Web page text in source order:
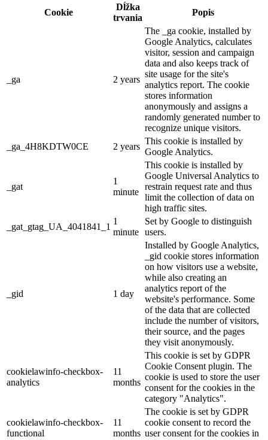
Cookie
Dĺžka
trvania
Popis
_ga 2 years
The _ga cookie, installed by
Google Analytics, calculates
visitor, session and campaign
data and also keeps track of
site usage for the site's
analytics report. The cookie
stores information
anonymously and assigns a
randomly generated number to
recognize unique visitors.
_ga_4H8KDTW0CE
2 years
This cookie is installed by
Google Analytics.
_gat
1
minute
This cookie is installed by
Google Universal Analytics to
restrain request rate and thus
limit the collection of data on
high traffic sites.
_gat_gtag_UA_4041841_1
1
minute
Set by Google to distinguish
users.
_gid 1 day
Installed by Google Analytics,
_gid cookie stores information
on how visitors use a website,
while also creating an
analytics report of the
website's performance. Some
of the data that are collected
include the number of visitors,
their source, and the pages
they visit anonymously.
cookielawinfo-checkbox-
analytics
11
months
This cookie is set by GDPR
Cookie Consent plugin. The
cookie is used to store the user
consent for the cookies in the
category "Analytics".
cookielawinfo-checkbox-
functional
11
months
The cookie is set by GDPR
cookie consent to record the
user consent for the cookies in